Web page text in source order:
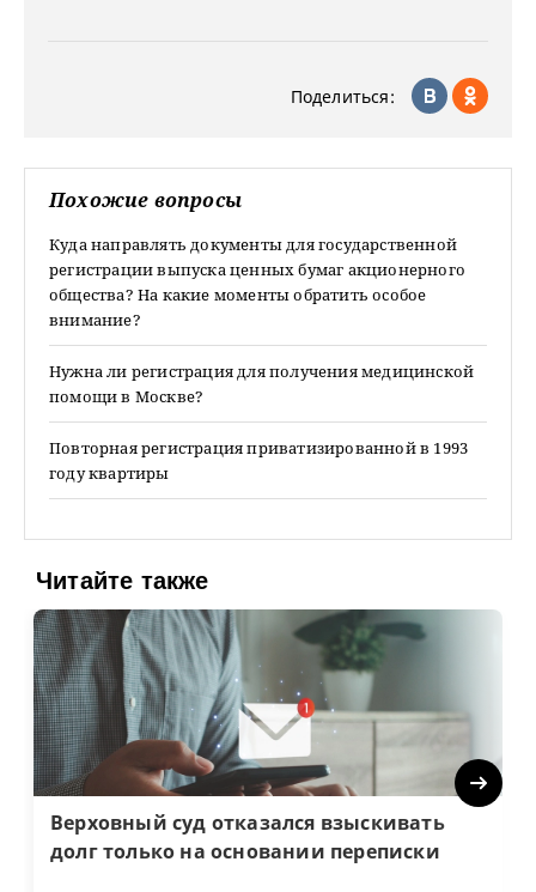
Поделиться:
Похожие вопросы
Куда направлять документы для государственной
регистрации выпуска ценных бумаг акционерного
общества? На какие моменты обратить особое
внимание?
Нужна ли регистрация для получения медицинской
помощи в Москве?
Повторная регистрация приватизированной в 1993
году квартиры
Читайте также
Верховный суд отказался взыскивать
долг только на основании переписки
Next